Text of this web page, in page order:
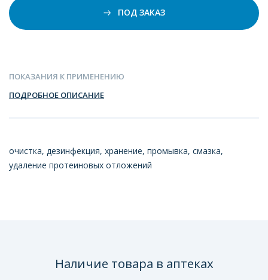
ПОД ЗАКАЗ
ПОКАЗАНИЯ К ПРИМЕНЕНИЮ
ПОДРОБНОЕ ОПИСАНИЕ
очистка, дезинфекция, хранение, промывка, смазка,
удаление протеиновых отложений
Наличие товара в аптеках